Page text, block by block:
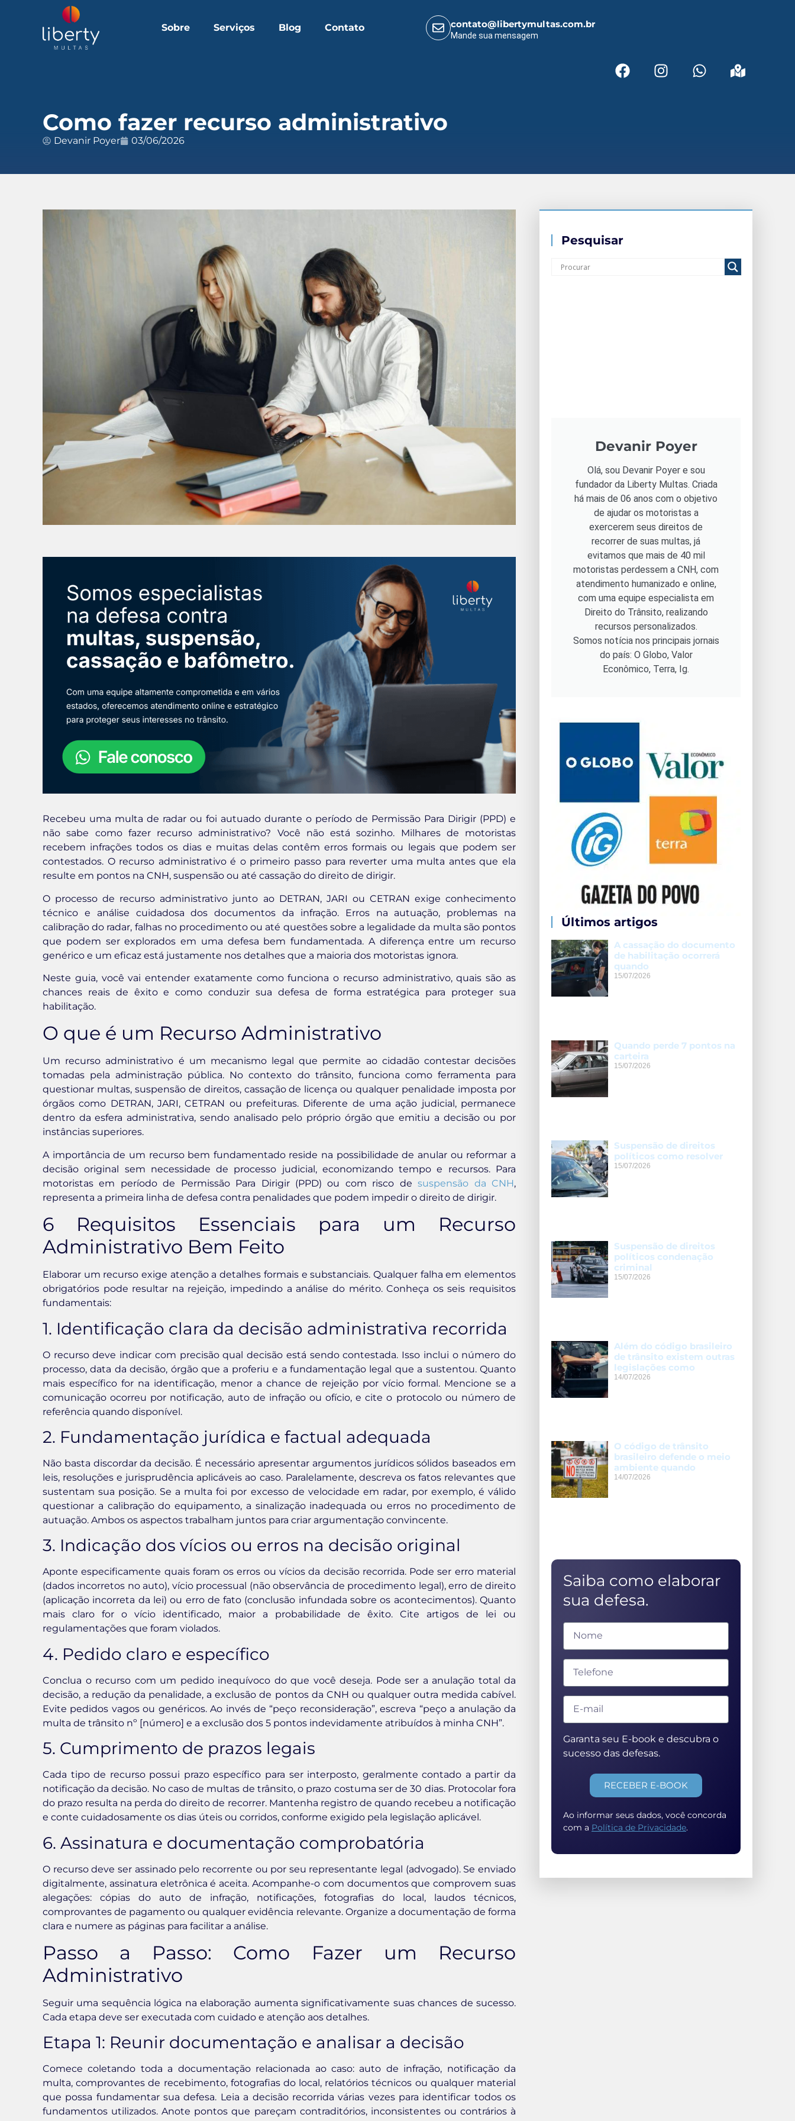
Sobre Serviços Blog Contato contato@libertymultas.com.br
Mande sua mensagem
Como fazer recurso administrativo
Devanir Poyer 03/06/2026
Recebeu uma multa de radar ou foi autuado durante o período de Permissão Para Dirigir (PPD) e
não sabe como fazer recurso administrativo? Você não está sozinho. Milhares de motoristas
recebem infrações todos os dias e muitas delas contêm erros formais ou legais que podem ser
contestados. O recurso administrativo é o primeiro passo para reverter uma multa antes que ela
resulte em pontos na CNH, suspensão ou até cassação do direito de dirigir.
O processo de recurso administrativo junto ao DETRAN, JARI ou CETRAN exige conhecimento
técnico e análise cuidadosa dos documentos da infração. Erros na autuação, problemas na
calibração do radar, falhas no procedimento ou até questões sobre a legalidade da multa são pontos
que podem ser explorados em uma defesa bem fundamentada. A diferença entre um recurso
genérico e um eficaz está justamente nos detalhes que a maioria dos motoristas ignora.
Neste guia, você vai entender exatamente como funciona o recurso administrativo, quais são as
chances reais de êxito e como conduzir sua defesa de forma estratégica para proteger sua
habilitação.
O que é um Recurso Administrativo
Um recurso administrativo é um mecanismo legal que permite ao cidadão contestar decisões
tomadas pela administração pública. No contexto do trânsito, funciona como ferramenta para
questionar multas, suspensão de direitos, cassação de licença ou qualquer penalidade imposta por
órgãos como DETRAN, JARI, CETRAN ou prefeituras. Diferente de uma ação judicial, permanece
dentro da esfera administrativa, sendo analisado pelo próprio órgão que emitiu a decisão ou por
instâncias superiores.
A importância de um recurso bem fundamentado reside na possibilidade de anular ou reformar a
decisão original sem necessidade de processo judicial, economizando tempo e recursos. Para
motoristas em período de Permissão Para Dirigir (PPD) ou com risco desuspensão da CNH,
representa a primeira linha de defesa contra penalidades que podem impedir o direito de dirigir.
6 Requisitos Essenciais para um Recurso
Administrativo Bem Feito
Elaborar um recurso exige atenção a detalhes formais e substanciais. Qualquer falha em elementos
obrigatórios pode resultar na rejeição, impedindo a análise do mérito. Conheça os seis requisitos
fundamentais:
1. Identificação clara da decisão administrativa recorrida
O recurso deve indicar com precisão qual decisão está sendo contestada. Isso inclui o número do
processo, data da decisão, órgão que a proferiu e a fundamentação legal que a sustentou. Quanto
mais específico for na identificação, menor a chance de rejeição por vício formal. Mencione se a
comunicação ocorreu por notificação, auto de infração ou ofício, e cite o protocolo ou número de
referência quando disponível.
2. Fundamentação jurídica e factual adequada
Não basta discordar da decisão. É necessário apresentar argumentos jurídicos sólidos baseados em
leis, resoluções e jurisprudência aplicáveis ao caso. Paralelamente, descreva os fatos relevantes que
sustentam sua posição. Se a multa foi por excesso de velocidade em radar, por exemplo, é válido
questionar a calibração do equipamento, a sinalização inadequada ou erros no procedimento de
autuação. Ambos os aspectos trabalham juntos para criar argumentação convincente.
3. Indicação dos vícios ou erros na decisão original
Aponte especificamente quais foram os erros ou vícios da decisão recorrida. Pode ser erro material
(dados incorretos no auto), vício processual (não observância de procedimento legal), erro de direito
(aplicação incorreta da lei) ou erro de fato (conclusão infundada sobre os acontecimentos). Quanto
mais claro for o vício identificado, maior a probabilidade de êxito. Cite artigos de lei ou
regulamentações que foram violados.
4. Pedido claro e específico
Conclua o recurso com um pedido inequívoco do que você deseja. Pode ser a anulação total da
decisão, a redução da penalidade, a exclusão de pontos da CNH ou qualquer outra medida cabível.
Evite pedidos vagos ou genéricos. Ao invés de “peço reconsideração”, escreva “peço a anulação da
multa de trânsito nº [número] e a exclusão dos 5 pontos indevidamente atribuídos à minha CNH”.
5. Cumprimento de prazos legais
Cada tipo de recurso possui prazo específico para ser interposto, geralmente contado a partir da
notificação da decisão. No caso de multas de trânsito, o prazo costuma ser de 30 dias. Protocolar fora
do prazo resulta na perda do direito de recorrer. Mantenha registro de quando recebeu a notificação
e conte cuidadosamente os dias úteis ou corridos, conforme exigido pela legislação aplicável.
6. Assinatura e documentação comprobatória
O recurso deve ser assinado pelo recorrente ou por seu representante legal (advogado). Se enviado
digitalmente, assinatura eletrônica é aceita. Acompanhe-o com documentos que comprovem suas
alegações: cópias do auto de infração, notificações, fotografias do local, laudos técnicos,
comprovantes de pagamento ou qualquer evidência relevante. Organize a documentação de forma
clara e numere as páginas para facilitar a análise.
Passo a Passo: Como Fazer um Recurso
Administrativo
Seguir uma sequência lógica na elaboração aumenta significativamente suas chances de sucesso.
Cada etapa deve ser executada com cuidado e atenção aos detalhes.
Etapa 1: Reunir documentação e analisar a decisão
Comece coletando toda a documentação relacionada ao caso: auto de infração, notificação da
multa, comprovantes de recebimento, fotografias do local, relatórios técnicos ou qualquer material
que possa fundamentar sua defesa. Leia a decisão recorrida várias vezes para identificar todos os
fundamentos utilizados. Anote pontos que pareçam contraditórios, inconsistentes ou contrários à
Pesquisar
Devanir Poyer
Olá, sou Devanir Poyer e sou
fundador da Liberty Multas. Criada
há mais de 06 anos com o objetivo
de ajudar os motoristas a
exercerem seus direitos de
recorrer de suas multas, já
evitamos que mais de 40 mil
motoristas perdessem a CNH, com
atendimento humanizado e online,
com uma equipe especialista em
Direito do Trânsito, realizando
recursos personalizados.
Somos notícia nos principais jornais
do país: O Globo, Valor
Econômico, Terra, Ig.
Últimos artigos
A cassação do documento
de habilitação ocorrerá
quando
15/07/2026
Quando perde 7 pontos na
carteira
15/07/2026
Suspensão de direitos
políticos como resolver
15/07/2026
Suspensão de direitos
políticos condenação
criminal
15/07/2026
Além do código brasileiro
de trânsito existem outras
legislações como
14/07/2026
O código de trânsito
brasileiro defende o meio
ambiente quando
14/07/2026
Saiba como elaborar
sua defesa.
Garanta seu E-book e descubra o
sucesso das defesas.
RECEBER E-BOOK
Ao informar seus dados, você concorda
com a Política de Privacidade.